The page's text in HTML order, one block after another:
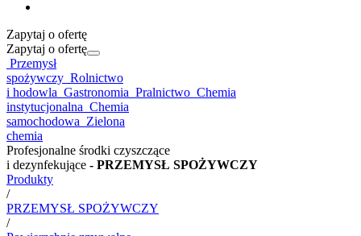
Zapytaj o ofertę
Zapytaj o ofertę
Przemysł
spożywczy Rolnictwo
i hodowla Gastronomia Pralnictwo Chemia
instytucjonalna Chemia
samochodowa Zielona
chemia
Profesjonalne środki czyszczące
i dezynfekujące - PRZEMYSŁ SPOŻYWCZY
Produkty
/
PRZEMYSŁ SPOŻYWCZY
/